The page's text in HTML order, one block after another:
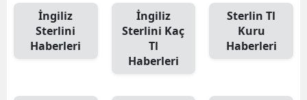
İngiliz
Sterlini
Haberleri
İngiliz
Sterlini Kaç
Tl
Haberleri
Sterlin Tl
Kuru
Haberleri